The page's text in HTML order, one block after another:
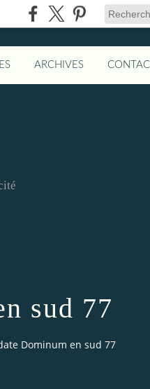
ARCHIVES
sud 77
Dominum en sud 77